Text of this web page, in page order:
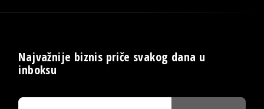
Najvažnije biznis priče svakog dana u
inboksu